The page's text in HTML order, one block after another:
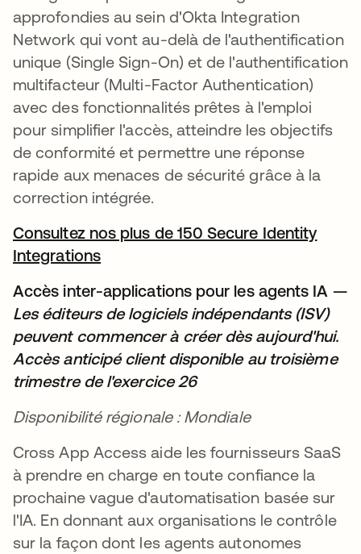
approfondies au sein d'Okta Integration
Network qui vont au-delà de l'authentification
unique (Single Sign-On) et de l'authentification
multifacteur (Multi-Factor Authentication)
avec des fonctionnalités prêtes à l'emploi
pour simplifier l'accès, atteindre les objectifs
de conformité et permettre une réponse
rapide aux menaces de sécurité grâce à la
correction intégrée.
Consultez nos plus de 150 Secure Identity
Integrations
Accès inter-applications pour les agents IA —
Les éditeurs de logiciels indépendants (ISV)
peuvent commencer à créer dès aujourd'hui.
Accès anticipé client disponible au troisième
trimestre de l'exercice 26
Disponibilité régionale : Mondiale
Cross App Access aide les fournisseurs SaaS
à prendre en charge en toute confiance la
prochaine vague d'automatisation basée sur
l'IA. En donnant aux organisations le contrôle
sur la façon dont les agents autonomes